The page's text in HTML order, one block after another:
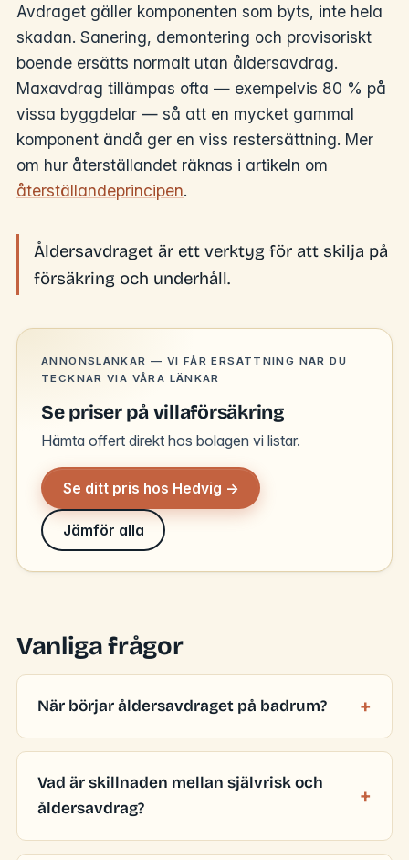
Avdraget gäller komponenten som byts, inte hela
skadan. Sanering, demontering och provisoriskt
boende ersätts normalt utan åldersavdrag.
Maxavdrag tillämpas ofta — exempelvis 80 % på
vissa byggdelar — så att en mycket gammal
komponent ändå ger en viss restersättning. Mer
om hur återställandet räknas i artikeln om
återställandeprincipen.
Åldersavdraget är ett verktyg för att skilja på
försäkring och underhåll.
ANNONSLÄNKAR — VI FÅR ERSÄTTNING NÄR DU
TECKNAR VIA VÅRA LÄNKAR
Se priser på villaförsäkring
Hämta offert direkt hos bolagen vi listar.
Se ditt pris hos Hedvig →
Jämför alla
Vanliga frågor
När börjar åldersavdraget på badrum?
Vad är skillnaden mellan självrisk och
åldersavdrag?